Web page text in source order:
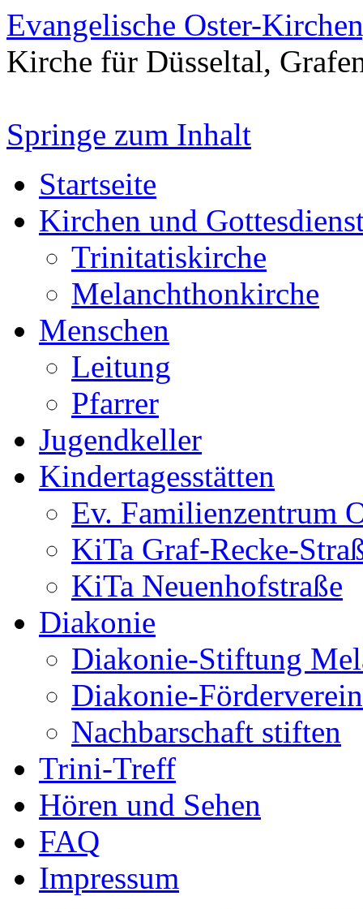
Evangelische Oster-
Kirche für Düsseltal,
Springe zum Inhalt
Startseite
Kirchen und
Trinitatiskirche
Melanchthonkirche
Menschen
Leitung
Pfarrer
Jugendkeller
Kindertagesstätten
Ev. Familienzentrum
KiTa Graf-Recke-
KiTa Neuenhofstraße
Diakonie
Diakonie-Stiftung
Diakonie-
Nachbarschaft stiften
Trini-Treff
Hören und Sehen
FAQ
Impressum